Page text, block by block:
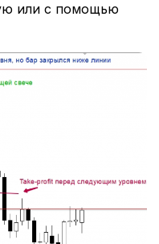
или с помощью